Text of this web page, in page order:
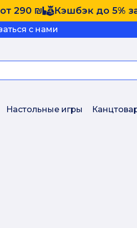
290 ₪ Кэшбэк до 5%
с нами
Настольные игры